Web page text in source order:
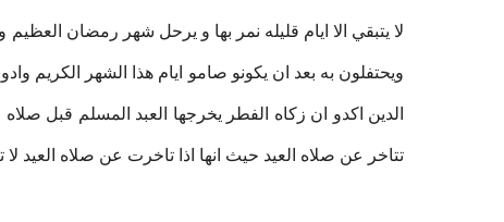
لا يتبقي الا ايام قليله نمر بها و يرحل شهر رمضان
ويحتفلون به بعد ان يكونو صامو ايام هذا الشهر الكريم
الدين اكدو ان زكاه الفطر يخرجها العبد المسلم قبل
تتاخر عن صلاه العيد حيث انها اذا تاخرت عن صلاه العيد